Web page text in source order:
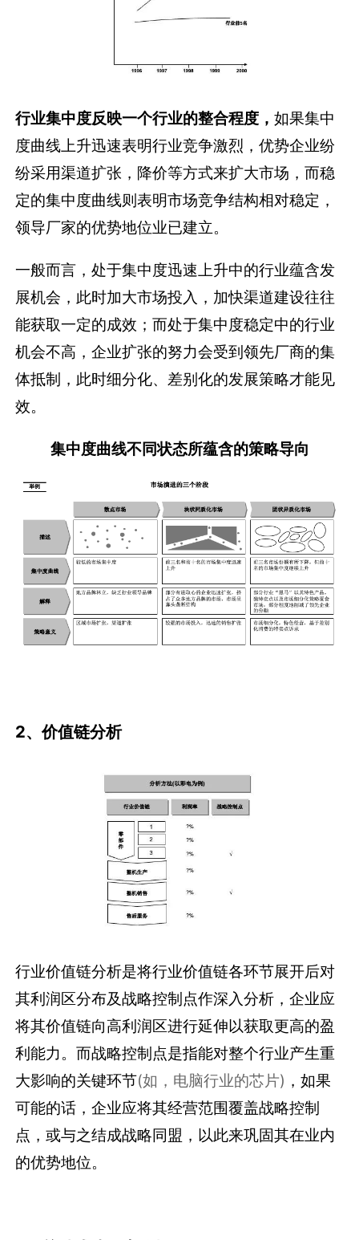
行业集中度反映一个行业的整合程度，如果集中
度曲线上升迅速表明行业竞争激烈，优势企业纷
纷采用渠道扩张，降价等方式来扩大市场，而稳
定的集中度曲线则表明市场竞争结构相对稳定，
领导厂家的优势地位业已建立。
一般而言，处于集中度迅速上升中的行业蕴含发
展机会，此时加大市场投入，加快渠道建设往往
能获取一定的成效；而处于集中度稳定中的行业
机会不高，企业扩张的努力会受到领先厂商的集
体抵制，此时细分化、差别化的发展策略才能见
效。
集中度曲线不同状态所蕴含的策略导向
2、价值链分析
行业价值链分析是将行业价值链各环节展开后对
其利润区分布及战略控制点作深入分析，企业应
将其价值链向高利润区进行延伸以获取更高的盈
利能力。而战略控制点是指能对整个行业产生重
大影响的关键环节(如，电脑行业的芯片) ，如果
可能的话，企业应将其经营范围覆盖战略控制
点，或与之结成战略同盟，以此来巩固其在业内
的优势地位。